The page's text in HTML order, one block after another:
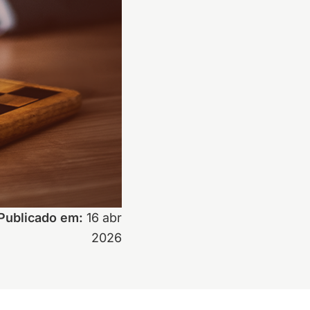
em: 16 abr
2026